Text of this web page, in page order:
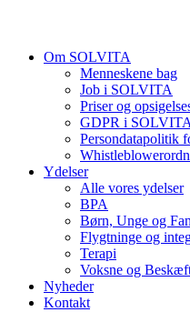
Om SOLVITA
Menneskene bag
Job i SOLVITA
Priser og
GDPR i SOLVITA
Persondatapolitik
Ydelser
Alle vores ydelser
BPA
Børn, Unge og
Flygtninge og
Terapi
Voksne og
Nyheder
Kontakt